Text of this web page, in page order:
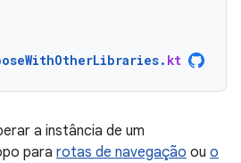
. kt
a instância de um
para rotas de navegação ou o